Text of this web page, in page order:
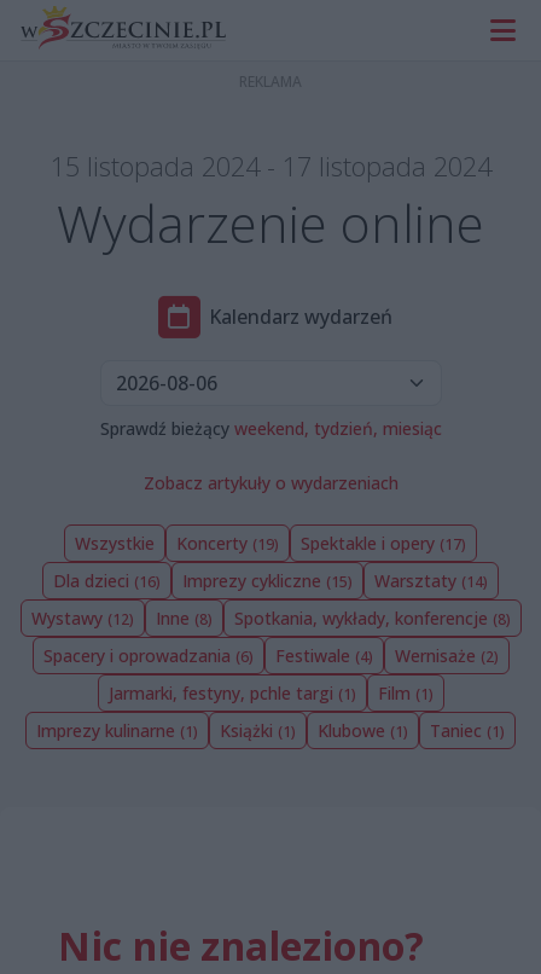
15 listopada 2024 - 17 listopada 2024
Wydarzenie online
Kalendarz wydarzeń
Sprawdź bieżący weekend, tydzień, miesiąc
Zobacz artykuły o wydarzeniach
Wszystkie Koncerty (19) Spektakle i opery (17)
Dla dzieci (16) Imprezy cykliczne (15) Warsztaty (14)
Wystawy (12) Inne (8) Spotkania, wykłady, konferencje (8)
Spacery i oprowadzania (6) Festiwale (4) Wernisaże (2)
Jarmarki, festyny, pchle targi (1) Film (1)
Imprezy kulinarne (1) Książki (1) Klubowe (1) Taniec (1)
Nic nie znaleziono?